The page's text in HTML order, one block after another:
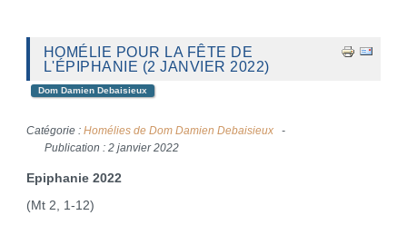
HOMÉLIE POUR LA FÊTE DE
L'ÉPIPHANIE (2 JANVIER 2022)
Dom Damien Debaisieux
Catégorie : Homélies de Dom Damien Debaisieux
Publication : 2 janvier 2022
Epiphanie 2022
(Mt 2, 1-12)